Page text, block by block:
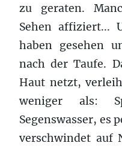
zu geraten.
Sehen affiziert...
haben gese­hen
nach der Taufe.
Haut netzt,
weniger als:
Segenswasser, es
ver­schwindet auf